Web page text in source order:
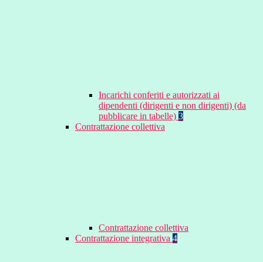
Incarichi conferiti e autorizzati ai
dipendenti (dirigenti e non dirigenti) (da
pubblicare in tabelle) 3
Contrattazione collettiva
Contrattazione collettiva
Contrattazione integrativa 4